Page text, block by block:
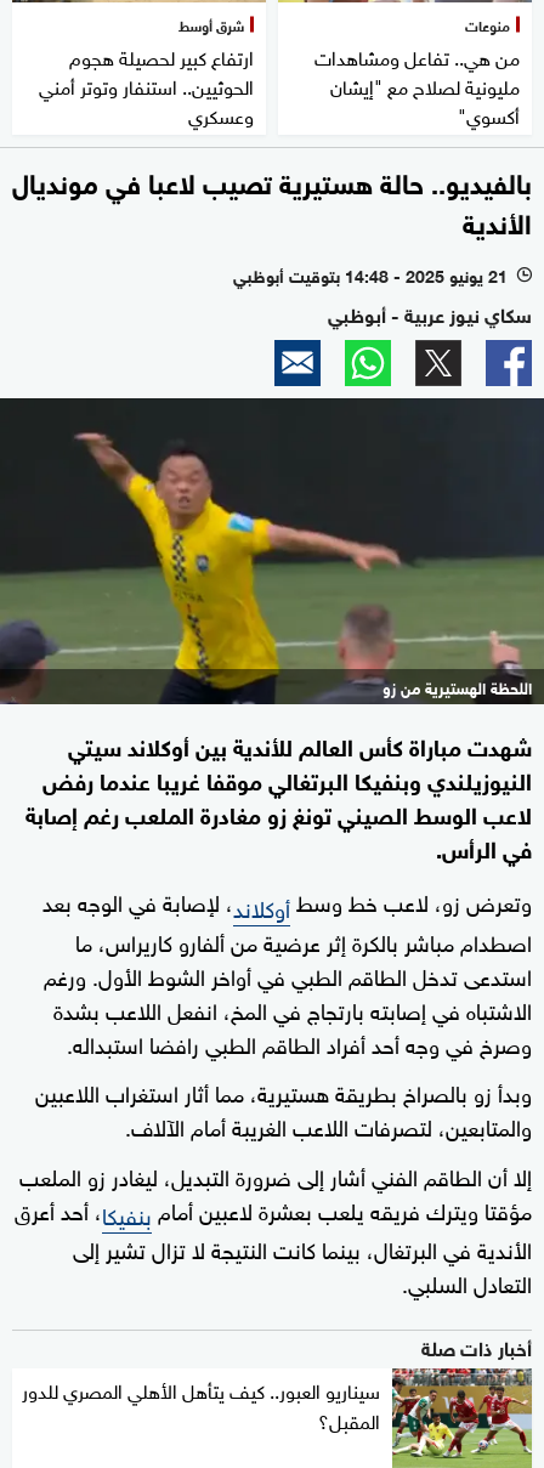
منوعات
من هي.. تفاعل ومشاهدات
مليونية لصلاح مع "إيشان
أكسوي"
شرق أوسط
ارتفاع كبير لحصيلة هجوم
الحوثيين.. استنفار وتوتر أمني
وعسكري
بالفيديو.. حالة هستيرية تصيب لاعبا في مونديال
الأندية
l 21 يونيو 2025 - 14:48 بتوقيت أبوظبي
سكاي نيوز عربية - أبوظبي
اللحظة الهستيرية من زو
شهدت مباراة كأس العالم للأندية بين أوكلاند سيتي
النيوزيلندي وبنفيكا البرتغالي موقفا غريبا عندما رفض
لاعب الوسط الصيني تونغ زو مغادرة الملعب رغم إصابة
في الرأس.
وتعرض زو، لاعب خط وسطأوكلاند، لإصابة في الوجه بعد
اصطدام مباشر بالكرة إثر عرضية من ألفارو كاريراس، ما
استدعى تدخل الطاقم الطبي في أواخر الشوط الأول. ورغم
الاشتباه في إصابته بارتجاج في المخ، انفعل اللاعب بشدة
وصرخ في وجه أحد أفراد الطاقم الطبي رافضا استبداله.
وبدأ زو بالصراخ بطريقة هستيرية، مما أثار استغراب اللاعبين
والمتابعين، لتصرفات اللاعب الغريبة أمام الآلاف.
إلا أن الطاقم الفني أشار إلى ضرورة التبديل، ليغادر زو الملعب
مؤقتا ويترك فريقه يلعب بعشرة لاعبين أمام بنفيكا، أحد أعرق
الأندية في البرتغال، بينما كانت النتيجة لا تزال تشير إلى
التعادل السلبي.
أخبار ذات صلة
سيناريو العبور.. كيف يتأهل الأهلي المصري للدور
المقبل؟